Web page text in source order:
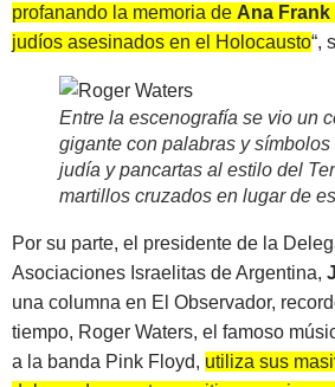
profanando la memoria de Ana Frank
judíos asesinados en el Holocausto“,
Entre la escenografía se vio un
gigante con palabras y
judía y pancartas al estilo del
martillos cruzados en lugar de
Por su parte, el presidente de la
Asociaciones Israelitas de Argentina,
una columna en El Observador,
tiempo, Roger Waters, el famoso
a la banda Pink Floyd, utiliza sus